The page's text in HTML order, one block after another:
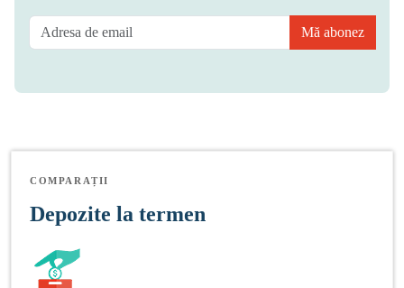
Mă abonez
COMPARAȚII
Depozite la termen